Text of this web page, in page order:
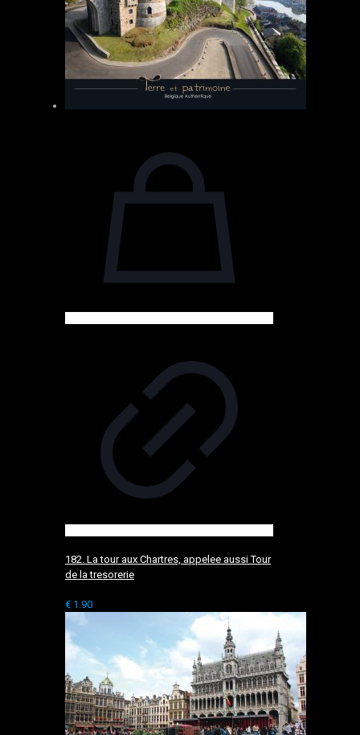
182. La tour aux Chartres, appelee aussi Tour
de la tresorerie
€ 1.90